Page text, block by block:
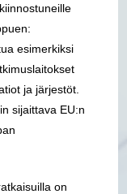
esimerkiksi
ja järjestöt.
sijaittava EU:n
on